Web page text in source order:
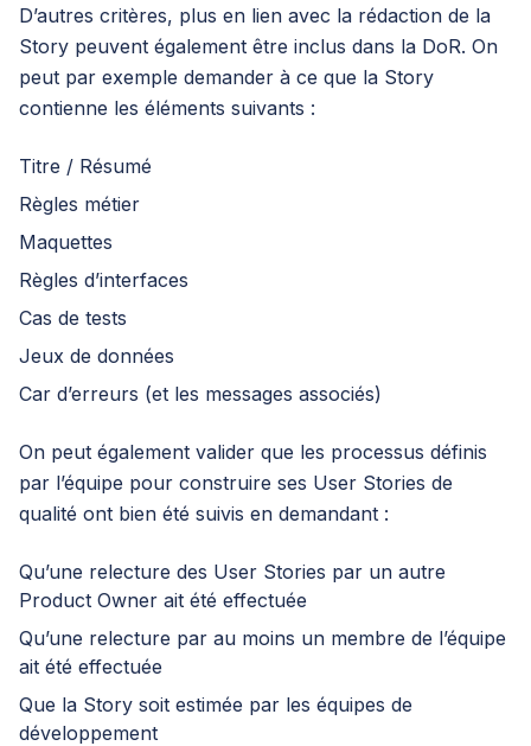
D’autres critères, plus en lien avec la rédaction de la
Story peuvent également être inclus dans la DoR. On
peut par exemple demander à ce que la Story
contienne les éléments suivants :
Titre / Résumé
Règles métier
Maquettes
Règles d’interfaces
Cas de tests
Jeux de données
Car d’erreurs (et les messages associés)
On peut également valider que les processus définis
par l’équipe pour construire ses User Stories de
qualité ont bien été suivis en demandant :
Qu’une relecture des User Stories par un autre
Product Owner ait été effectuée
Qu’une relecture par au moins un membre de l’équipe
ait été effectuée
Que la Story soit estimée par les équipes de
développement